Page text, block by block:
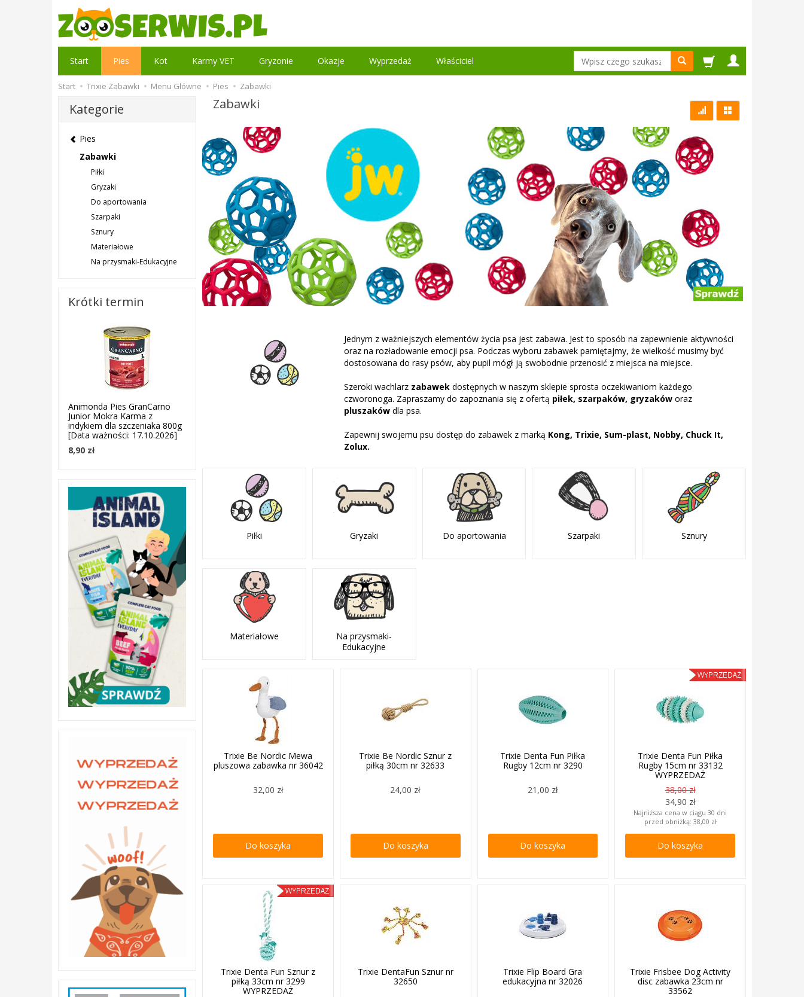
Wyszukaj
Start Pies Kot Karmy VET Gryzonie Okazje Wyprzedaż Właściciel
Start Trixie Zabawki Menu Główne Pies Zabawki
Zabawki
Jednym z ważniejszych elementów życia psa jest zabawa. Jest to sposób na zapewnienie aktywności
oraz na rozładowanie emocji psa. Podczas wyboru zabawek pamiętajmy, że wielkość musimy być
dostosowana do rasy psów, aby pupil mógł ją swobodnie przenosić z miejsca na miejsce.
Szeroki wachlarz zabawek dostępnych w naszym sklepie sprosta oczekiwaniom każdego
czworonoga. Zapraszamy do zapoznania się z ofertą piłek, szarpaków, gryzaków oraz
pluszaków dla psa.
Zapewnij swojemu psu dostęp do zabawek z marką Kong, Trixie, Sum-plast, Nobby, Chuck It,
Zolux.
Piłki Gryzaki Do aportowania Szarpaki Sznury
Materiałowe
Na przysmaki-
Edukacyjne
Trixie Be Nordic Mewa
pluszowa zabawka nr 36042
32,00 zł
Do koszyka
Trixie Be Nordic Sznur z
piłką 30cm nr 32633
24,00 zł
Do koszyka
Trixie Denta Fun Piłka
Rugby 12cm nr 3290
21,00 zł
Do koszyka
Trixie Denta Fun Piłka
Rugby 15cm nr 33132
WYPRZEDAŻ
38,00 zł
34,90 zł
Najniższa cena w ciągu 30 dni
przed obniżką: 38,00 zł
Do koszyka
Trixie Denta Fun Sznur z
piłką 33cm nr 3299
WYPRZEDAŻ
Trixie DentaFun Sznur nr
32650
Trixie Flip Board Gra
edukacyjna nr 32026
Trixie Frisbee Dog Activity
disc zabawka 23cm nr
33562
Kategorie
Pies
Zabawki
Piłki
Gryzaki
Do aportowania
Szarpaki
Sznury
Materiałowe
Na przysmaki-Edukacyjne
Krótki termin
Animonda Pies GranCarno
Junior Mokra Karma z
indykiem dla szczeniaka 800g
[Data ważności: 17.10.2026]
8,90 zł